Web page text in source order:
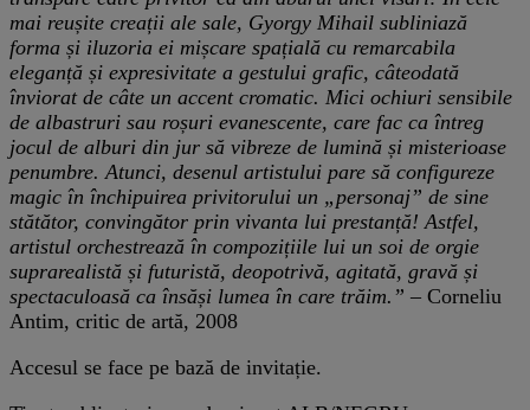
mai reușite creații ale sale, Gyorgy Mihail subliniază
forma și iluzoria ei mișcare spațială cu remarcabila
eleganță și expresivitate a gestului grafic, câteodată
înviorat de câte un accent cromatic. Mici ochiuri sensibile
de albastruri sau roșuri evanescente, care fac ca întreg
jocul de alburi din jur să vibreze de lumină și misterioase
penumbre. Atunci, desenul artistului pare să configureze
magic în închipuirea privitorului un „personaj” de sine
stătător, convingător prin vivanta lui prestanță! Astfel,
artistul orchestrează în compozițiile lui un soi de orgie
suprarealistă și futuristă, deopotrivă, agitată, gravă și
spectaculoasă ca însăși lumea în care trăim.” – Corneliu
Antim, critic de artă, 2008
Accesul se face pe bază de invitație.